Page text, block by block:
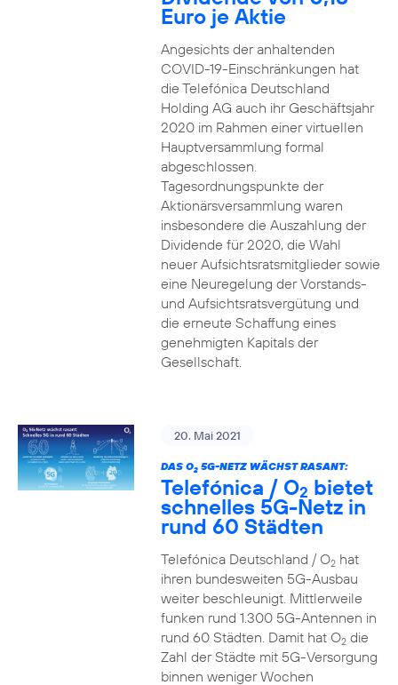
Euro je Aktie
Angesichts der anhaltenden
COVID-19-Einschränkungen hat
die Telefónica Deutschland
Holding AG auch ihr Geschäftsjahr
2020 im Rahmen einer virtuellen
Hauptversammlung formal
abgeschlossen.
Tagesordnungspunkte der
Aktionärsversammlung waren
insbesondere die Auszahlung der
Dividende für 2020, die Wahl
neuer Aufsichtsratsmitglieder sowie
eine Neuregelung der Vorstands-
und Aufsichtsratsvergütung und
die erneute Schaffung eines
genehmigten Kapitals der
Gesellschaft.
20. Mai 2021
DAS O25G-NETZ WÄCHST RASANT:
Telefónica / O2 bietet
schnelles 5G-Netz in
rund 60 Städten
Telefónica Deutschland / O2hat
ihren bundesweiten 5G-Ausbau
weiter beschleunigt. Mittlerweile
funken rund 1.300 5G-Antennen in
rund 60 Städten. Damit hat O2die
Zahl der Städte mit 5G-Versorgung
binnen weniger Wochen